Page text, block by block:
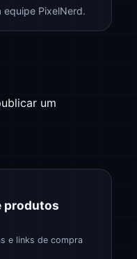
equipe PixelNerd.
um
produtos
e links de compra